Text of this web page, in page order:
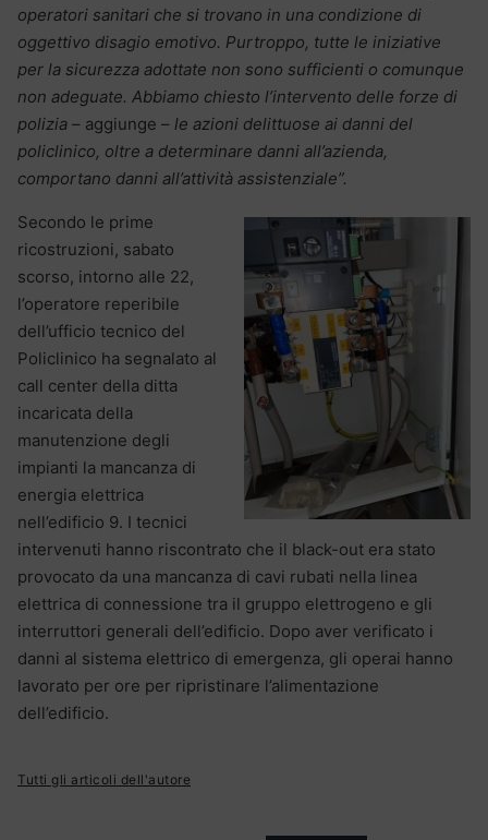
operatori sanitari che si trovano in una condizione di
oggettivo disagio emotivo. Purtroppo, tutte le iniziative
per la sicurezza adottate non sono sufficienti o comunque
non adeguate. Abbiamo chiesto l’intervento delle forze di
polizia – aggiunge – le azioni delittuose ai danni del
policlinico, oltre a determinare danni all’azienda,
comportano danni all’attività assistenziale”.
Secondo le prime
ricostruzioni, sabato
scorso, intorno alle 22,
l’operatore reperibile
dell’ufficio tecnico del
Policlinico ha segnalato al
call center della ditta
incaricata della
manutenzione degli
impianti la mancanza di
energia elettrica
nell’edificio 9. I tecnici
intervenuti hanno riscontrato che il black-out era stato
provocato da una mancanza di cavi rubati nella linea
elettrica di connessione tra il gruppo elettrogeno e gli
interruttori generali dell’edificio. Dopo aver verificato i
danni al sistema elettrico di emergenza, gli operai hanno
lavorato per ore per ripristinare l’alimentazione
dell’edificio.
Tutti gli articoli dell'autore